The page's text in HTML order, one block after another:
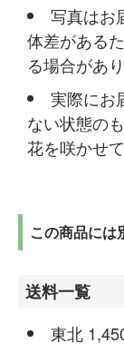
写真はお
体差がある
る場合があ
実際にお
ない状態の
花を咲かせ
この商品には
送料一覧
東北